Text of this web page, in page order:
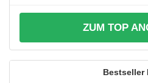
ZUM TOP